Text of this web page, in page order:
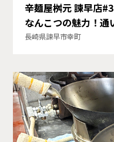
辛麺屋桝元 諫早店
なんこつの魅力！
長崎県諫早市幸町